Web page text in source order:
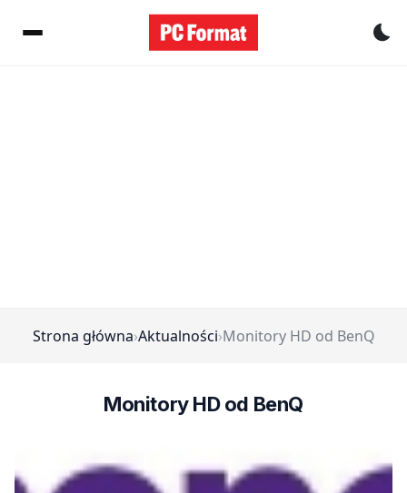
Strona główna›Aktualności›Monitory HD od BenQ
Monitory HD od BenQ